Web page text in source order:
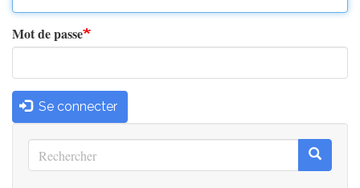
Mot de passe
Se connecter
Rechercher
Rechercher